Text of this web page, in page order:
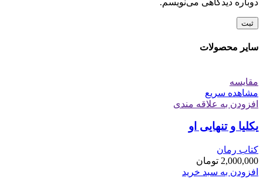
دوباره دیدگاهی می‌نویسم.
سایر محصولات
مقایسه
مشاهده سریع
افزودن به علاقه مندی
یکلیا و تنهایی او
کتاب رمان
2,000,000 تومان
افزودن به سبد خرید